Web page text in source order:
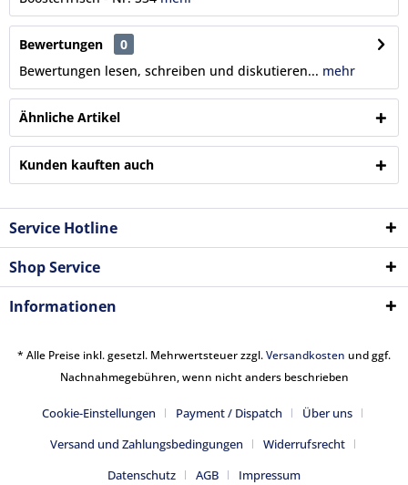
Bewertungen
0
Bewertungen lesen, schreiben und diskutieren... mehr
Ähnliche Artikel
Kunden kauften auch
Service Hotline
Shop Service
Informationen
* Alle Preise inkl. gesetzl. Mehrwertsteuer zzgl.Versandkosten und ggf.
Nachnahmegebühren, wenn nicht anders beschrieben
Cookie-Einstellungen Payment / Dispatch
Über uns
Versand und Zahlungsbedingungen
Widerrufsrecht
Datenschutz
AGB Impressum